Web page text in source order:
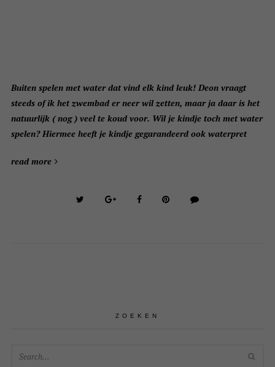
Buiten spelen met water dat vind elk kind leuk! Deon vraagt
steeds of ik het zwembad er neer wil zetten, maar ja daar is het
natuurlijk ( nog ) veel te koud voor. Wil je kindje toch met water
spelen? Hiermee heeft je kindje gegarandeerd ook waterpret
read more
ZOEKEN